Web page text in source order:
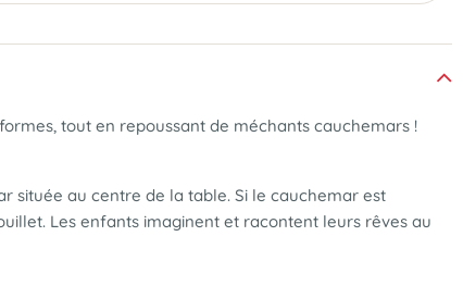
tout en repoussant de méchants cauchemars !
située au centre de la table. Si le cauchemar est
Les enfants imaginent et racontent leurs rêves au